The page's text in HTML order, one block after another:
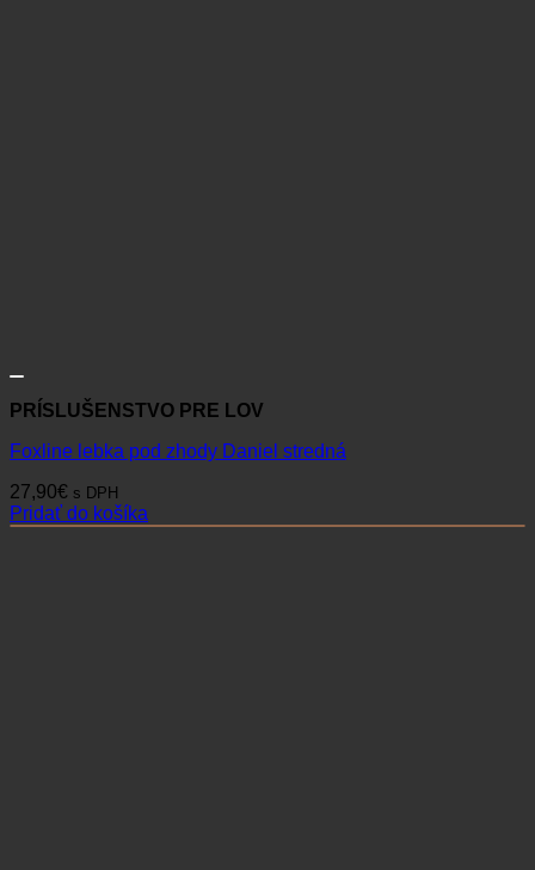
PRÍSLUŠENSTVO PRE LOV
Foxline lebka pod zhody Daniel stredná
27,90€ s DPH
Pridať do košíka